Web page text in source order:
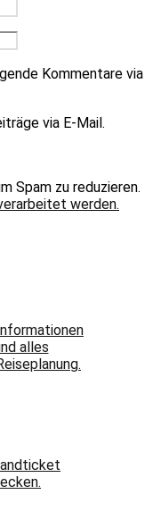
Kommentare via
via E-Mail.
Spam zu reduzieren.
werden.
alles